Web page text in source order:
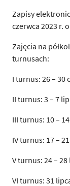
Zapisy
czerwca 2023 r.
Zajęcia na
turnusach:
I turnus: 26 – 30
II turnus: 3 – 7
III turnus: 10 –
IV turnus: 17 –
V turnus: 24 – 28
VI turnus: 31